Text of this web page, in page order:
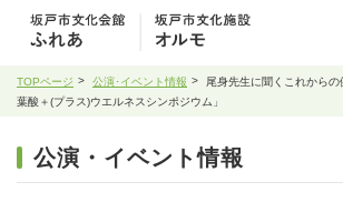
TOPページ 公演･イベント情報
尾身先生に聞くこれから
葉酸＋(プラス)ウエルネスシンポジウム」
公演・イベント情報